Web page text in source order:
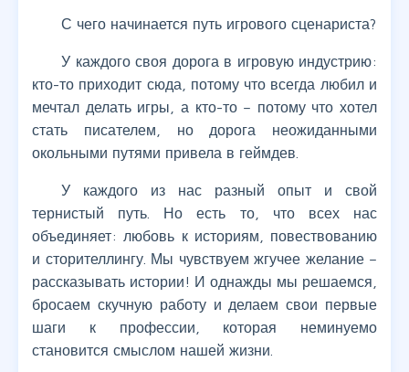
С чего начинается путь игрового сценариста?
У каждого своя дорога в игровую индустрию:
кто-то приходит сюда, потому что всегда любил и
мечтал делать игры, а кто-то – потому что хотел
стать писателем, но дорога неожиданными
окольными путями привела в геймдев.
У каждого из нас разный опыт и свой
тернистый путь. Но есть то, что всех нас
объединяет: любовь к историям, повествованию
и сторителлингу. Мы чувствуем жгучее желание –
рассказывать истории! И однажды мы решаемся,
бросаем скучную работу и делаем свои первые
шаги к профессии, которая неминуемо
становится смыслом нашей жизни.